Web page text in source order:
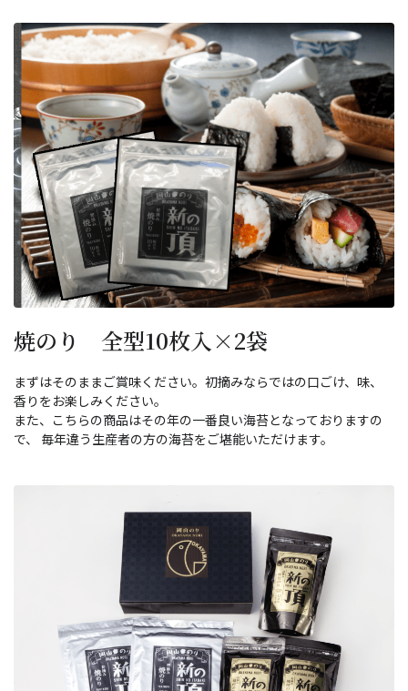
焼のり 全型10枚入×2袋
まずはそのままご賞味ください。初摘みならではの口ごけ、味、
香りをお楽しみください。
また、こちらの商品はその年の一番良い海苔となっておりますの
で、 毎年違う生産者の方の海苔をご堪能いただけます。